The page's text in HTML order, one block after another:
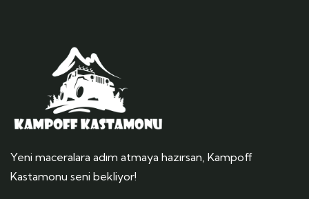
Yeni maceralara adım atmaya hazırsan, Kampoff
Kastamonu seni bekliyor!